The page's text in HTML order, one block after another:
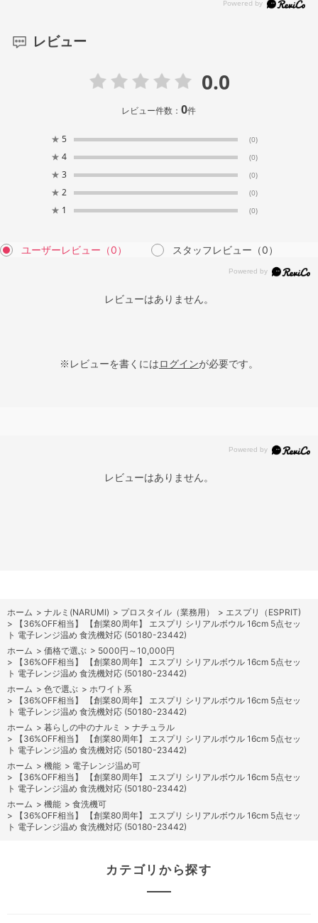
レビュー
0.0
レビュー件数：0件
★ 5 (0)
★ 4 (0)
★ 3 (0)
★ 2 (0)
★ 1 (0)
ユーザーレビュー （0） スタッフレビュー （0）
レビューはありません。
※レビューを書くにはログインが必要です。
レビューはありません。
ホーム > ナルミ(NARUMI) > プロスタイル（業務用） > エスプリ（ESPRIT)
>
【36%OFF相当】 【創業80周年】 エスプリ シリアルボウル 16cm 5点セッ
ト 電子レンジ温め 食洗機対応 (50180-23442)
ホーム > 価格で選ぶ > 5000円～10,000円
>
【36%OFF相当】 【創業80周年】 エスプリ シリアルボウル 16cm 5点セッ
ト 電子レンジ温め 食洗機対応 (50180-23442)
ホーム > 色で選ぶ > ホワイト系
>
【36%OFF相当】 【創業80周年】 エスプリ シリアルボウル 16cm 5点セッ
ト 電子レンジ温め 食洗機対応 (50180-23442)
ホーム > 暮らしの中のナルミ > ナチュラル
>
【36%OFF相当】 【創業80周年】 エスプリ シリアルボウル 16cm 5点セッ
ト 電子レンジ温め 食洗機対応 (50180-23442)
ホーム > 機能 > 電子レンジ温め可
>
【36%OFF相当】 【創業80周年】 エスプリ シリアルボウル 16cm 5点セッ
ト 電子レンジ温め 食洗機対応 (50180-23442)
ホーム > 機能 > 食洗機可
>
【36%OFF相当】 【創業80周年】 エスプリ シリアルボウル 16cm 5点セッ
ト 電子レンジ温め 食洗機対応 (50180-23442)
カテゴリから探す